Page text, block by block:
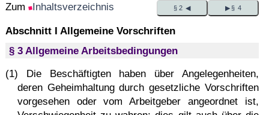
Zum Inhaltsverzeichnis § 2 ◀ ▶ § 4
Abschnitt I Allgemeine Vorschriften
§ 3 Allgemeine Arbeitsbedingungen
(1) Die Beschäftigten haben über Angelegenheiten,
deren Geheimhaltung durch gesetzliche Vorschriften
vorgesehen oder vom Arbeitgeber angeordnet ist,